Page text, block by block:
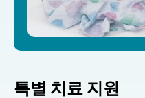
특별 치료 지원